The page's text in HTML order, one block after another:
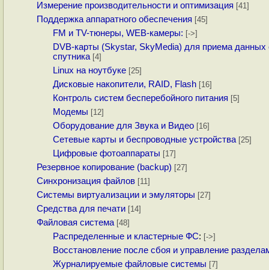
Измерение производительности и оптимизация [41]
Поддержка аппаратного обеспечения [45]
FM и TV-тюнеры, WEB-камеры: [->]
DVB-карты (Skystar, SkyMedia) для приема данных
спутника [4]
Linux на ноутбуке [25]
Дисковые накопители, RAID, Flash [16]
Контроль систем бесперебойного питания [5]
Модемы [12]
Оборудование для Звука и Видео [16]
Сетевые карты и беспроводные устройства [25]
Цифровые фотоаппараты [17]
Резервное копирование (backup) [27]
Синхронизация файлов [11]
Системы виртуализации и эмуляторы [27]
Средства для печати [14]
Файловая система [48]
Распределенные и кластерные ФС: [->]
Восстановление после сбоя и управление
Журналируемые файловые системы [7]